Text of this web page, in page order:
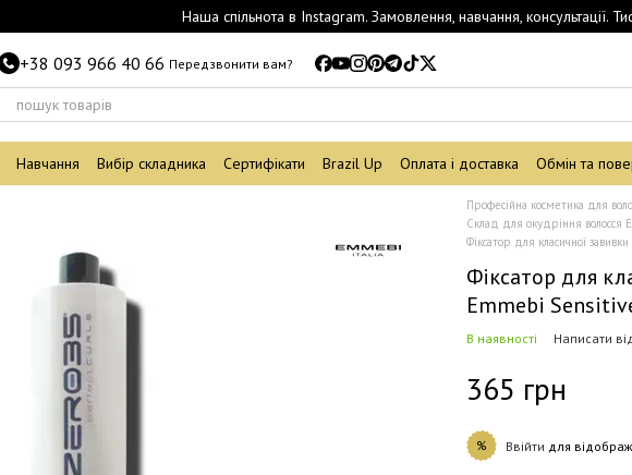
Наша спільнота в Instagram. Замовлення, навчання, консультації.
+38 093 966 40 66 Передзвонити вам?
Навчання Вибір складника Сертифікати Brazil Up Оплата і доставка Обмін та
Професійна косметика для
Склад для окудріння волосся
Фіксатор для класичної
Фіксатор для
Emmebi
В наявності Написати
365 грн
% Ввійти для